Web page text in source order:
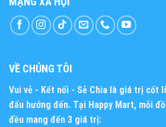
VỀ CHÚNG TÔI
Vui vẻ - Kết nối - Sẻ Chia là giá trị cốt
đấu hướng đến. Tại Happy Mart, mỗi
đều mang đến 3 giá trị: